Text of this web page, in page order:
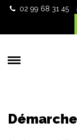
Gestion des traceurs
02 99 68 31 45